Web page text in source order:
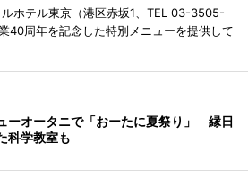
ホテル東京（港区赤坂1、TEL 03-3505-
40周年を記念した特別メニューを提供して
ーオータニで「おーたに夏祭り」 縁日
科学教室も